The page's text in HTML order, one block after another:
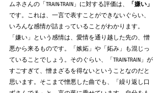
ムネさんの「TRAIN-TRAIN」に対する評価は、
「嫌い」
です。これは、一言で表すことができないぐらい、
いろんな感情が詰まっていることがわかります。
「嫌い」という感情は、愛情を通り越した先の、憎
悪から来るものです。「嫉妬」や「妬み」も混じっ
ていることでしょう。そのぐらい、「TRAIN-TRAIN」が
すごすぎて、憎まざるを得ないということなのだと
思います。そこまで憎悪した曲でも、「繰り返し口